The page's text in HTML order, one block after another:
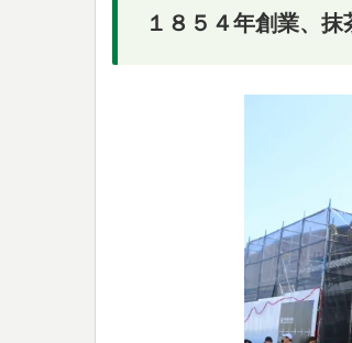
１８５４年創業、